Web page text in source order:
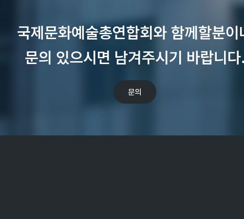
국제문화예술총연합회와 함께할분이
문의 있으시면 남겨주시기 바랍니
문의